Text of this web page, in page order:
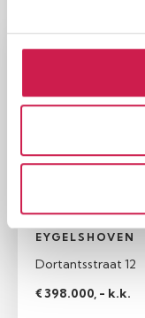
EYGELSHOVEN
Dortantsstraat 12
€ 398.000, - k.k.